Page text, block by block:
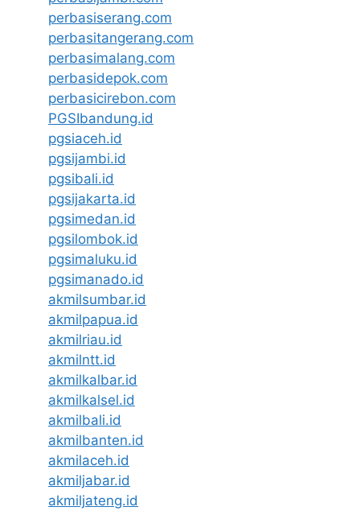
perbasiserang.com
perbasitangerang.com
perbasimalang.com
perbasidepok.com
perbasicirebon.com
PGSIbandung.id
pgsiaceh.id
pgsijambi.id
pgsibali.id
pgsijakarta.id
pgsimedan.id
pgsilombok.id
pgsimaluku.id
pgsimanado.id
akmilsumbar.id
akmilpapua.id
akmilriau.id
akmilntt.id
akmilkalbar.id
akmilkalsel.id
akmilbali.id
akmilbanten.id
akmilaceh.id
akmiljabar.id
akmiljateng.id